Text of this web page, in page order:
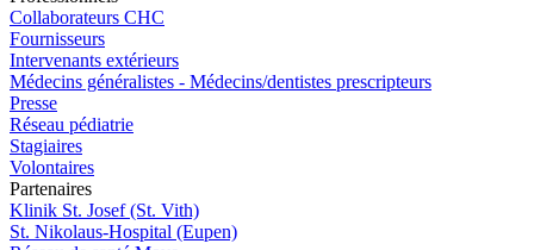
Collaborateurs CHC
Fournisseurs
Intervenants extérieurs
Médecins généralistes - Médecins/dentistes prescripteurs
Presse
Réseau pédiatrie
Stagiaires
Volontaires
Partenaires
Klinik St. Josef (St. Vith)
St. Nikolaus-Hospital (Eupen)